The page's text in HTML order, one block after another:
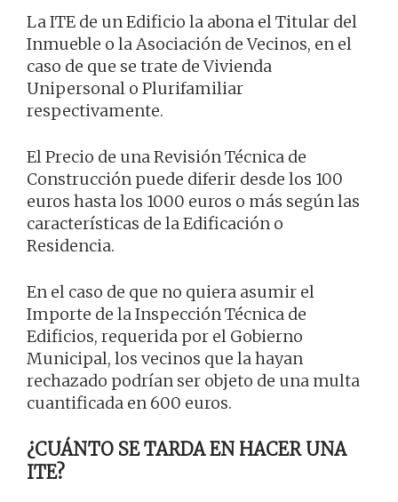
La ITE de un Edificio la abona el Titular del
Inmueble o la Asociación de Vecinos, en el
caso de que se trate de Vivienda
Unipersonal o Plurifamiliar
respectivamente.
El Precio de una Revisión Técnica de
Construcción puede diferir desde los 100
euros hasta los 1000 euros o más según las
características de la Edificación o
Residencia.
En el caso de que no quiera asumir el
Importe de la Inspección Técnica de
Edificios, requerida por el Gobierno
Municipal, los vecinos que la hayan
rechazado podrían ser objeto de una multa
cuantificada en 600 euros.
¿CUÁNTO SE TARDA EN HACER UNA
ITE?